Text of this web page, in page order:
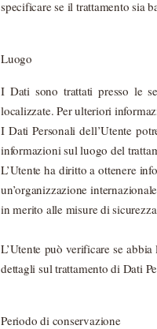
specificare se il trattamento sia
Luogo
I Dati sono trattati presso le
localizzate. Per ulteriori
I Dati Personali dell’Utente
informazioni sul luogo del
L’Utente ha diritto a ottenere
un’organizzazione
in merito alle misure di
L’Utente può verificare se
dettagli sul trattamento di Dati
Periodo di conservazione